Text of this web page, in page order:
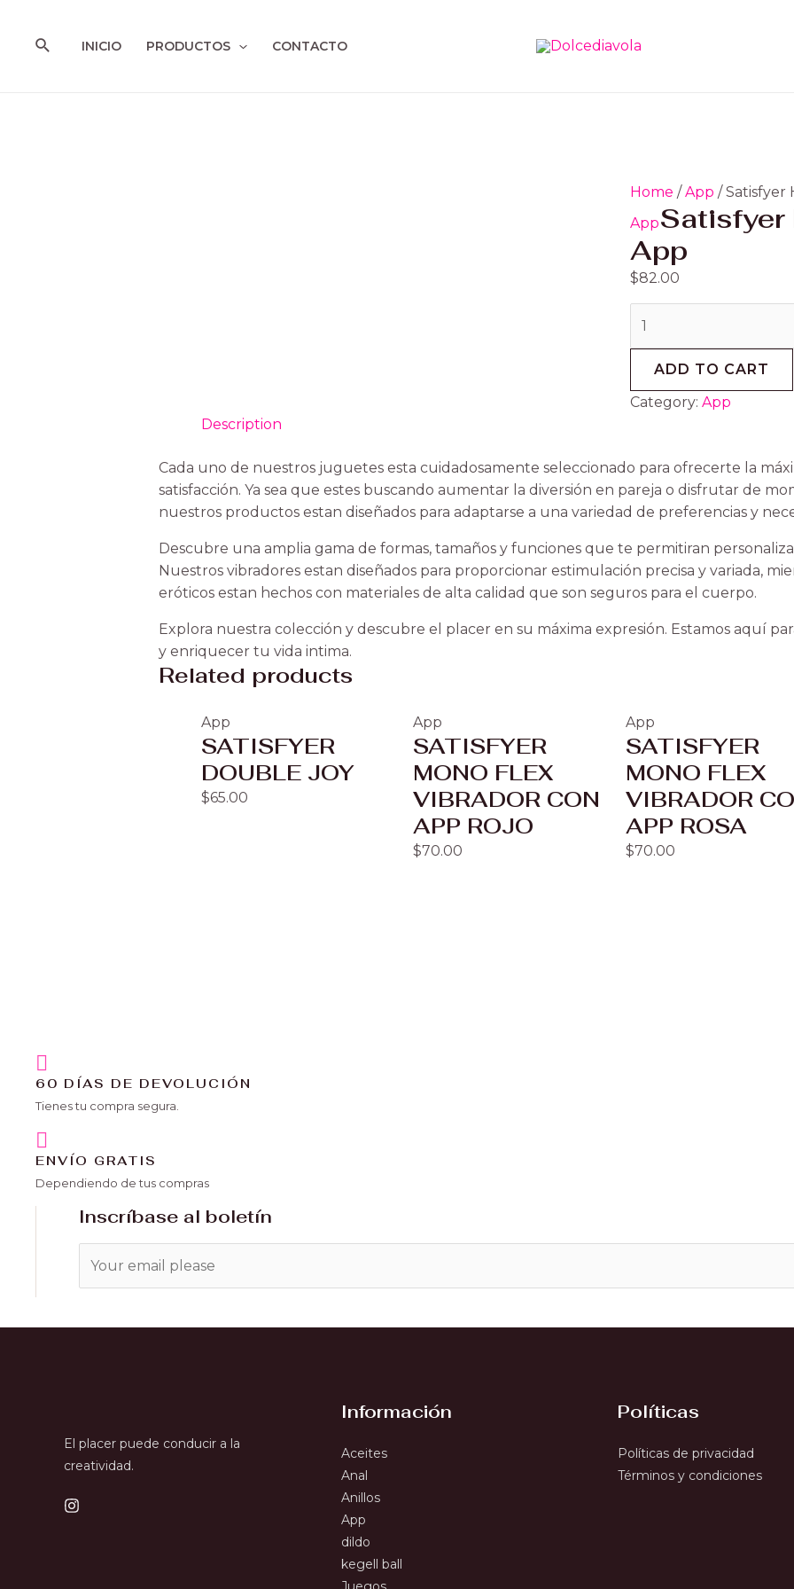
contenido
BuscarINICIO PRODUCTOS CONTACTO
Home /App / Satisfyer
AppSatisfyer
App
$82.00
Me
ADD TO CART
Category:App
Description
Cada uno de nuestros juguetes esta cuidadosamente seleccionado para ofrecerte la
satisfacción. Ya sea que estes buscando aumentar la diversión en pareja o disfrutar de
nuestros productos estan diseñados para adaptarse a una variedad de preferencias y
Descubre una amplia gama de formas, tamaños y funciones que te permitiran
Nuestros vibradores estan diseñados para proporcionar estimulación precisa y variada,
eróticos estan hechos con materiales de alta calidad que son seguros para el cuerpo.
Explora nuestra colección y descubre el placer en su máxima expresión. Estamos aquí
y enriquecer tu vida intima.
Related products
App
SATISFYER
DOUBLE JOY
$65.00
App
SATISFYER
MONO FLEX
VIBRADOR CON
APP ROJO
$70.00
App
SATISFYER
MONO FLEX
VIBRADOR
APP ROSA
$70.00
60 DÍAS DE DEVOLUCIÓN
Tienes tu compra segura.
ENVÍO GRATIS
Dependiendo de tus compras
Inscríbase al boletín
El placer puede conducir a la
creatividad.
Información
Aceites
Anal
Anillos
App
dildo
kegell ball
Políticas
Políticas de privacidad
Términos y condiciones